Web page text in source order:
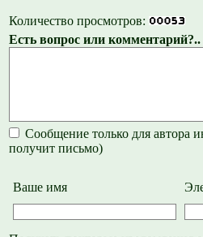
Количество просмотров:
Есть вопрос или комментарий?..
Сообщение только для автора
получит письмо)
Ваше имя